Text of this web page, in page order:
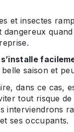
et insectes
dangereux
s’installe
belle saison et
dans ce cas,
tout risque
interviendrons
ses occupants.